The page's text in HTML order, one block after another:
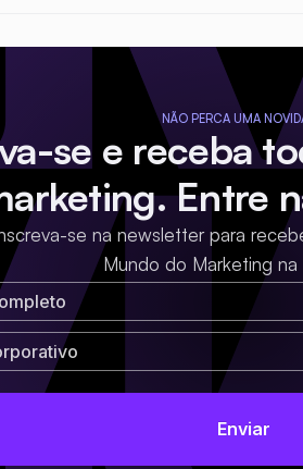
NÃO PERCA UMA
se e receba
Entre
se na newsletter para
Mundo do Marketing na